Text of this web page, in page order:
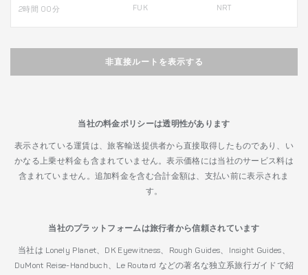
2時間 00分 FUK NRT
非直接ルートを表示する
当社の料金ポリシーは透明性があります
表示されている運賃は、旅客輸送提供者から直接取得したものであり、い
かなる上乗せ料金も含まれていません。表示価格には当社のサービス料は
含まれていません。追加料金を含む合計金額は、支払い前に表示されま
す。
当社のプラットフォームは旅行者から信頼されています
当社は Lonely Planet、DK Eyewitness、Rough Guides、Insight Guides、
DuMont Reise-Handbuch、Le Routard などの著名な独立系旅行ガイドで紹